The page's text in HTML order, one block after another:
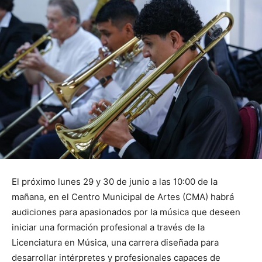
El próximo lunes 29 y 30 de junio a las 10:00 de la
mañana, en el Centro Municipal de Artes (CMA) habrá
audiciones para apasionados por la música que deseen
iniciar una formación profesional a través de la
Licenciatura en Música, una carrera diseñada para
desarrollar intérpretes y profesionales capaces de